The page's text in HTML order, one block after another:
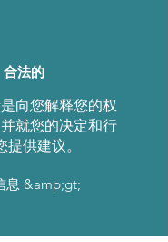
合法的
向您解释您的权
就您的决定和行
提供建议。
息 &amp;gt;